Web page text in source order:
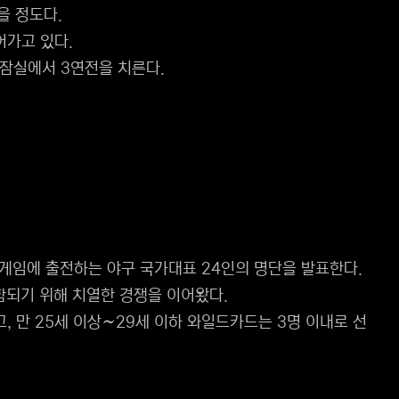
정도다.
가고 있다.
실에서 3연전을 치른다.
에 출전하는 야구 국가대표 24인의 명단을 발표한다.
기 위해 치열한 경쟁을 이어왔다.
, 만 25세 이상∼29세 이하 와일드카드는 3명 이내로 선